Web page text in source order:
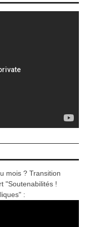
mois ? Transition
"Soutenabilités !
: